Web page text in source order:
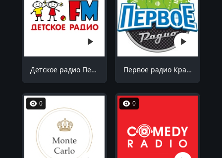
Детское радио Пенза 99.1 FM Первое радио Краснодар 102.7 FM
0 0